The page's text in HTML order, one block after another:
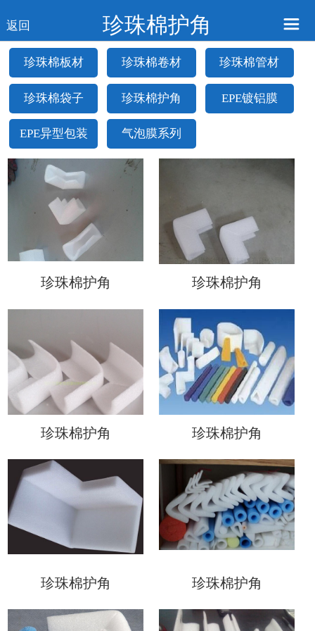
返回 珍珠棉护角
珍珠棉板材 珍珠棉卷材 珍珠棉管材
珍珠棉袋子 珍珠棉护角 EPE镀铝膜
EPE异型包装 气泡膜系列
珍珠棉护角 珍珠棉护角
珍珠棉护角 珍珠棉护角
珍珠棉护角 珍珠棉护角